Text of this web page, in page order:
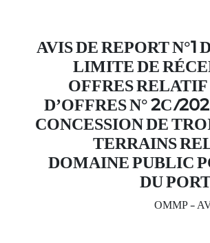
AVIS DE REPORT N°1
LIMITE DE
OFFRES RELATIF
D’OFFRES N° 2C /
CONCESSION DE
TERRAINS
DOMAINE PUBLIC
DU